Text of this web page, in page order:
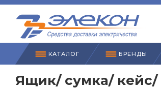
КАТАЛОГ БРЕНДЫ
Ящик/ сумка/ кейс/